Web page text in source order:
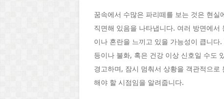
꿈속에서 수많은 파리떼를 보는 것은 현
직면해 있음을 나타냅니다. 여러 방면에
이나 혼란을 느끼고 있을 가능성이 큽니
등이나 불화, 혹은 건강 이상 신호일 수도
경고하며, 잠시 멈춰서 상황을 객관적으
해야 할 시점임을 알려줍니다.